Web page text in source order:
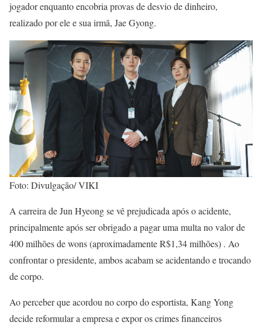
jogador enquanto encobria provas de desvio de dinheiro,
realizado por ele e sua irmã, Jae Gyong.
Foto: Divulgação/ VIKI
A carreira de Jun Hyeong se vê prejudicada após o acidente,
principalmente após ser obrigado a pagar uma multa no valor de
400 milhões de wons (aproximadamente R$1,34 milhões) . Ao
confrontar o presidente, ambos acabam se acidentando e trocando
de corpo.
Ao perceber que acordou no corpo do esportista, Kang Yong
decide reformular a empresa e expor os crimes financeiros